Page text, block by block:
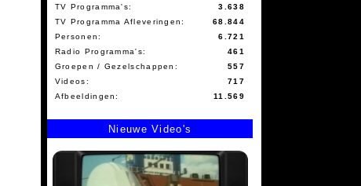
TV Programma's:
3.638
TV Programma Afleveringen:
68.844
Personen:
6.721
Radio Programma's:
461
Groepen / Gezelschappen:
557
Videos:
717
Afbeeldingen:
11.569
Nieuwe Video's